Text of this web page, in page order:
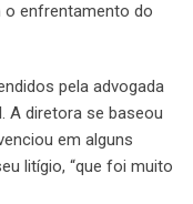
o enfrentamento do
pela advogada
A diretora se baseou
em alguns
litígio, “que foi muito